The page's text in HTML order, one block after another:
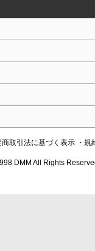
商取引法に基づく表示 ・規
DMM All Rights